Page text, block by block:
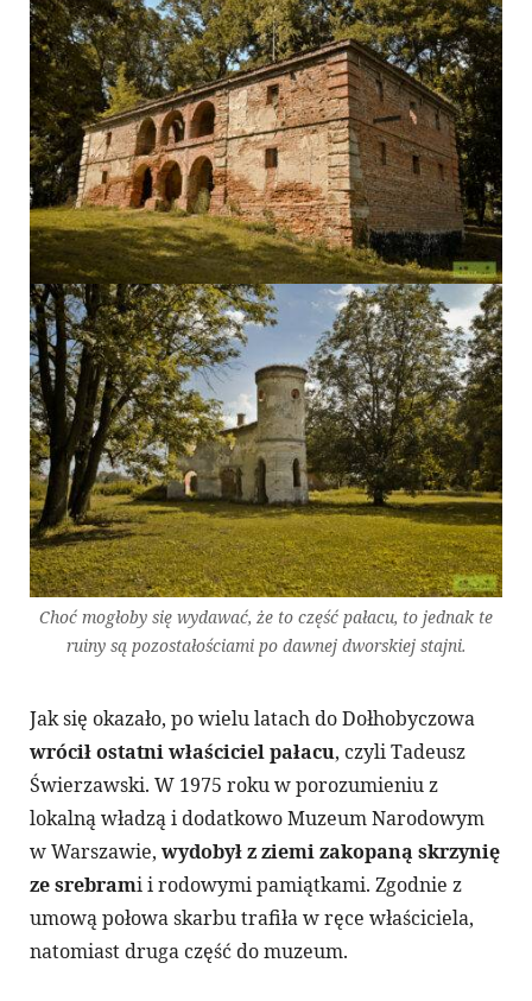
Choć mogłoby się wydawać, że to część pałacu, to jednak te
ruiny są pozostałościami po dawnej dworskiej stajni.
Jak się okazało, po wielu latach do Dołhobyczowa
wrócił ostatni właściciel pałacu, czyli Tadeusz
Świerzawski. W 1975 roku w porozumieniu z
lokalną władzą i dodatkowo Muzeum Narodowym
w Warszawie, wydobył z ziemi zakopaną skrzynię
ze srebrami i rodowymi pamiątkami. Zgodnie z
umową połowa skarbu trafiła w ręce właściciela,
natomiast druga część do muzeum.